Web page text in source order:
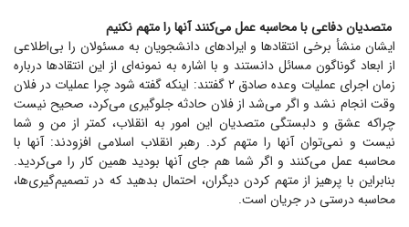
متصدیان دفاعی با محاسبه عمل می‌کنند آنها را متهم نکنیم
ایشان منشأ برخی انتقاد‌ها و ایراد‌های دانشجویان به مسئولان را بی‌اطلاعی
از ابعاد گوناگون مسائل دانستند و با اشاره به نمونه‌ای از این انتقاد‌ها درباره
زمان اجرای عملیات وعده صادق ۲ گفتند: اینکه گفته شود چرا عملیات در فلان
وقت انجام نشد و اگر می‌شد از فلان حادثه جلوگیری می‌کرد، صحیح نیست
چراکه عشق و دلبستگی متصدیان این امور به انقلاب، کمتر از من و شما
نیست و نمی‌توان آنها را متهم کرد. رهبر انقلاب اسلامی افزودند: آنها با
محاسبه عمل می‌کنند و اگر شما هم جای آنها بودید همین کار را می‌کردید.
بنابراین با پرهیز از متهم کردن دیگران، احتمال بدهید که در تصمیم‌گیری‌ها،
محاسبه درستی در جریان است.